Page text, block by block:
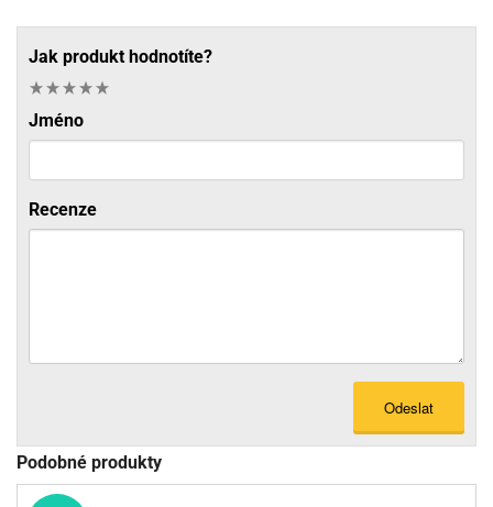
Jak produkt hodnotíte?
Jméno
Recenze
Odeslat
Podobné produkty